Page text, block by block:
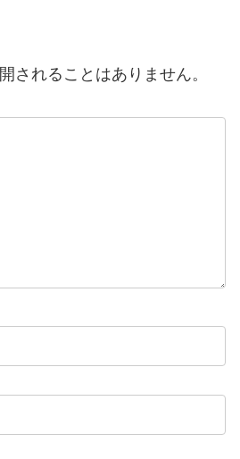
されることはありません。